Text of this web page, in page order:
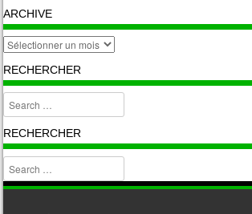
ARCHIVE
archive
RECHERCHER
Search
RECHERCHER
Search